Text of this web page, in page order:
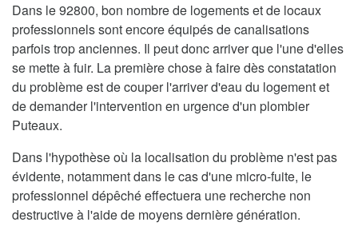
Dans le 92800, bon nombre de logements et de locaux
professionnels sont encore équipés de canalisations
parfois trop anciennes. Il peut donc arriver que l'une d'elles
se mette à fuir. La première chose à faire dès constatation
du problème est de couper l'arriver d'eau du logement et
de demander l'intervention en urgence d'un plombier
Puteaux.
Dans l'hypothèse où la localisation du problème n'est pas
évidente, notamment dans le cas d'une micro-fuite, le
professionnel dépêché effectuera une recherche non
destructive à l'aide de moyens dernière génération.